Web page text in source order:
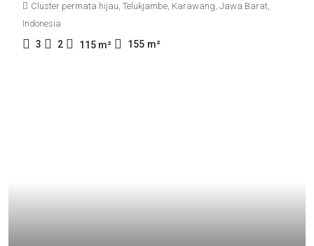
Cluster permata hijau, Telukjambe, Karawang, Jawa Barat,
Indonesia
3 2 115 m² 155 m²